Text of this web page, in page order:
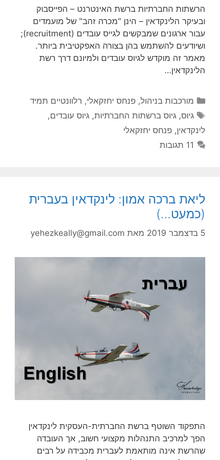
הרשתות החברתיות ברשת האינטרנט – הפייסבוק
ובעיקר הלינקדאין – הינן "מכרה זהב" של מועמדים
עבור ארגונים שמבקשים לגייס עובדים (recruitment);
ושיודעים להשתמש בהן בצורה האפקטיבית ביותר.
מאמר זה מוקדש לגיוס עובדים ולמיונם דרך רשת
הלינקדאין…
קטגוריות
מורכבות בניהול,פנחס יחזקאלי, רלוונטיים תמיד
תגיות
גיוס,גיוס ברשתות החברתיות,גיוס עובדים,
לינקדאין, פנחס יחזקאלי
11 תגובות
ליאת ברכה אמון: לינקדאין בעברית
(כמעט…)
5 בדצמבר 2019 מאת yehezkeally@gmail.com
התפקוד השוטף ברשת החברתית-העסקית לינקדאין
הפך למרכיב התנהלות מקצועי חשוב, אך העובדה
שהרשת אינה מותאמת לעברית מכבידה על רבים